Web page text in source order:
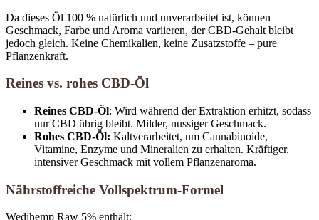
Da dieses Öl 100 % natürlich und unverarbeitet ist, können
Geschmack, Farbe und Aroma variieren, der CBD-Gehalt bleibt
jedoch gleich. Keine Chemikalien, keine Zusatzstoffe – pure
Pflanzenkraft.
Reines vs. rohes CBD-Öl
Reines CBD-Öl: Wird während der Extraktion erhitzt, sodass
nur CBD übrig bleibt. Milder, nussiger Geschmack.
Rohes CBD-Öl: Kaltverarbeitet, um Cannabinoide,
Vitamine, Enzyme und Mineralien zu erhalten. Kräftiger,
intensiver Geschmack mit vollem Pflanzenaroma.
Nährstoffreiche Vollspektrum-Formel
Wedihemp Raw 5% enthält: